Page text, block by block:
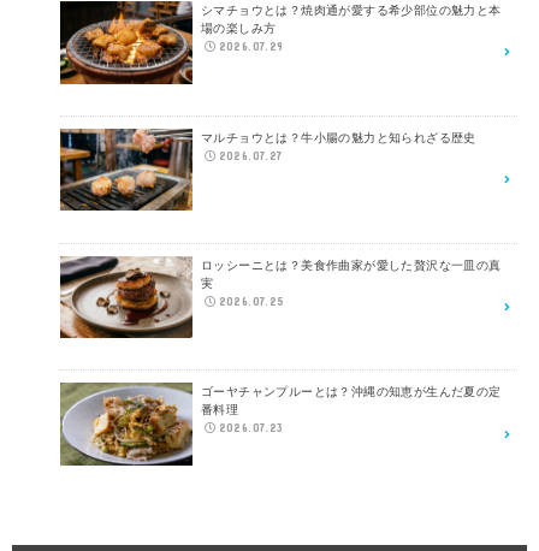
シマチョウとは？焼肉通が愛する希少部位の魅力と本
場の楽しみ方
2026.07.29
マルチョウとは？牛小腸の魅力と知られざる歴史
2026.07.27
ロッシーニとは？美食作曲家が愛した贅沢な一皿の真
実
2026.07.25
ゴーヤチャンプルーとは？沖縄の知恵が生んだ夏の定
番料理
2026.07.23